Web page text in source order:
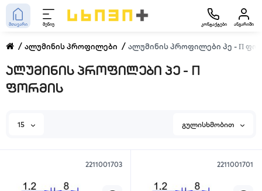
მთავარი მენიუ კონტაქტები ანგარიში
ალუმინის პროფილები ალუმინის პროფილები პე - П
ალუმინის პროფილები პე - П
ფორმის
15 გულისხმობით
2211001703 2211001701